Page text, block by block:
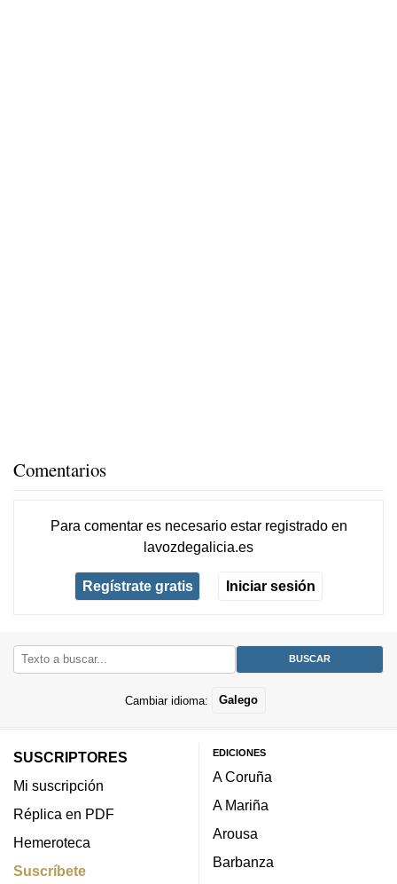
Comentarios
Para comentar es necesario estar registradoen
lavozdegalicia.es
Regístrate gratis Iniciar sesión
Cambiar idioma: Galego
SUSCRIPTORES
Mi suscripción
Réplica en PDF
Hemeroteca
Suscríbete
EDICIONES
A Coruña
A Mariña
Arousa
Barbanza